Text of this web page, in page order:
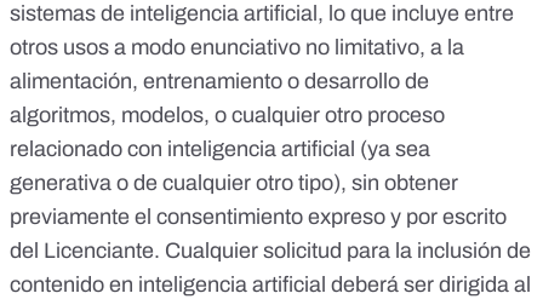
sistemas de inteligencia artificial, lo que incluye entre
otros usos a modo enunciativo no limitativo, a la
alimentación, entrenamiento o desarrollo de
algoritmos, modelos, o cualquier otro proceso
relacionado con inteligencia artificial (ya sea
generativa o de cualquier otro tipo), sin obtener
previamente el consentimiento expreso y por escrito
del Licenciante. Cualquier solicitud para la inclusión de
contenido en inteligencia artificial deberá ser dirigida al